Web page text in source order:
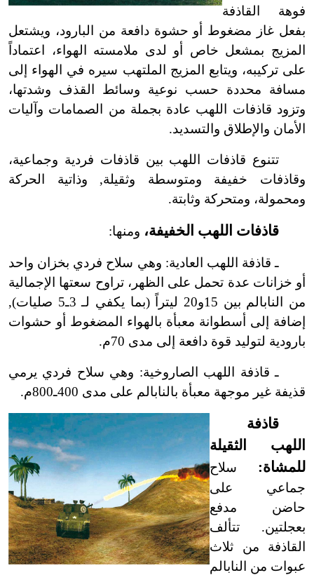
فوهة القاذفة
بفعل غاز مضغوط أو حشوة دافعة من البارود، ويشتعل
المزيج بمشعل خاص أو لدى ملامسته الهواء، اعتماداً
على تركيبه، ويتابع المزيج الملتهب سيره في الهواء إلى
مسافة محددة حسب نوعية وسائط القذف وشدتها،
وتزود قاذفات اللهب عادة بجملة من الصمامات وآليات
الأمان والإطلاق والتسديد.
تتنوع قاذفات اللهب بين قاذفات فردية وجماعية،
وقاذفات خفيفة ومتوسطة وثقيلة, وذاتية الحركة
ومحمولة، ومتحركة وثابتة.
قاذفات اللهب الخفيفة، ومنها:
ـ قاذفة اللهب العادية: وهي سلاح فردي بخزان واحد
أو خزانات عدة تحمل على الظهر، تراوح سعتها الإجمالية
من النابالم بين 15و20 ليتراً (بما يكفي لـ 3ـ5 صليات),
إضافة إلى أسطوانة معبأة بالهواء المضغوط أو حشوات
بارودية لتوليد قوة دافعة إلى مدى 70م.
ـ قاذفة اللهب الصاروخية: وهي سلاح فردي يرمي
قذيفة غير موجهة معبأة بالنابالم على مدى 400ـ800م.
قاذفة
اللهب الثقيلة
للمشاة: سلاح
جماعي على
حاضن مدفع
بعجلتين. تتألف
القاذفة من ثلاث
عبوات من النابالم